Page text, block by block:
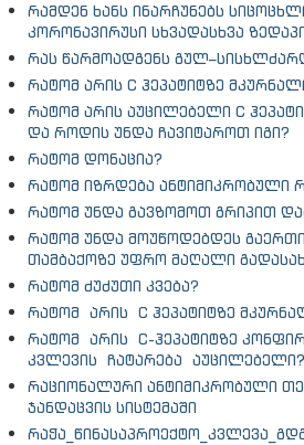
რამდენ ხანს ინარჩუნებს
კორონავირუსი სხვადასხვა
რას წარმოადგენს
რატომ არის C ჰეპატიტზე
რატომ არის აუცილებელი C
და როდის უნდა ჩავიტაროთ იგი?
რატომ დონაცია?
რატომ იზრდება ანტიმიკრობული
რატომ უნდა გავზომოთ გრიპით
რატომ უნდა მოუწოდებდეს
თამბაქოზე უფრო მაღალი
რატომ ძუძუთი კვება?
რატომ არის C ჰეპატიტზე
რატომ არის C-ჰეპატიტზე
კვლევის ჩატარება აუცილებელი?
რაციონალური ანტიმიკრობული
ჯანდაცვის სისტემაში